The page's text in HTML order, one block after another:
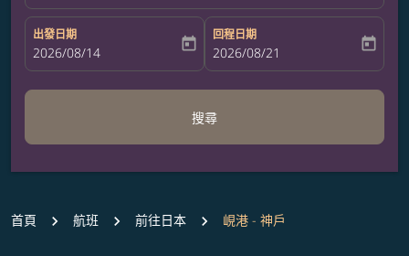
出發日期
fc-booking-departure-date-aria-label
2026/08/14 today
回程日期
fc-booking-return-date-aria-label
2026/08/21 today
搜尋
首頁 航班 前往日本 峴港 - 神戶